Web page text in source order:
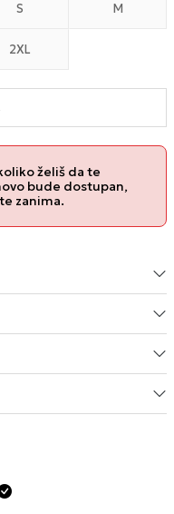
S M
2XL
želiš da te
bude dostupan,
zanima.